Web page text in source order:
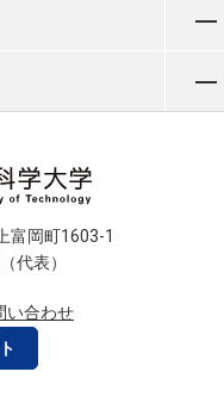
富岡町1603-1
代表）
い合わせ